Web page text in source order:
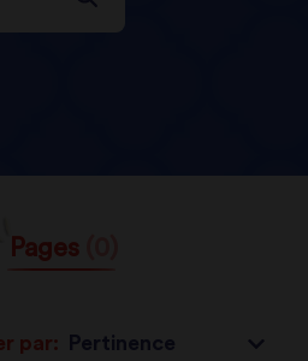
Pages
par: